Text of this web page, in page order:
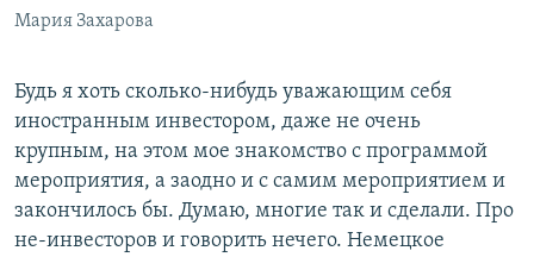
Мария Захарова
Будь я хоть сколько-нибудь уважающим себя
иностранным инвестором, даже не очень
крупным, на этом мое знакомство с программой
мероприятия, а заодно и с самим мероприятием и
закончилось бы. Думаю, многие так и сделали. Про
не-инвесторов и говорить нечего. Немецкое